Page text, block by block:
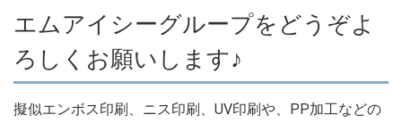
エムアイシーグループをどうぞよ
ろしくお願いします♪
擬似エンボス印刷、ニス印刷、UV印刷や、PP加工などの